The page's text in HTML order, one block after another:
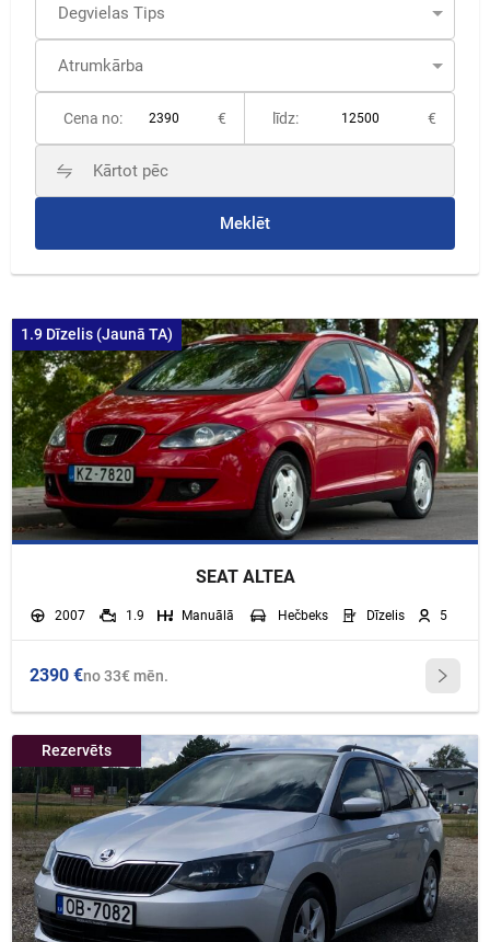
Cena no: € līdz: €
Meklēt
1.9 Dīzelis (Jaunā TA)
SEAT ALTEA
2007 1.9 Manuālā Hečbeks Dīzelis 5
2390 €no 33€ mēn.
Rezervēts